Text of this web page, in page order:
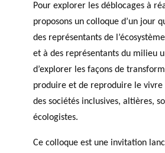
Pour explorer les déblocages à
proposons un colloque d’un jour
des représentants de
et à des représentants du milieu
d’explorer les façons de
produire et de reproduire le vivre
des sociétés inclusives, altières,
écologistes.
Ce colloque est une invitation